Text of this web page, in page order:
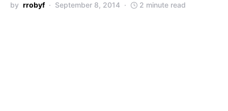
by rrobyf September 8, 2014 2 minute read